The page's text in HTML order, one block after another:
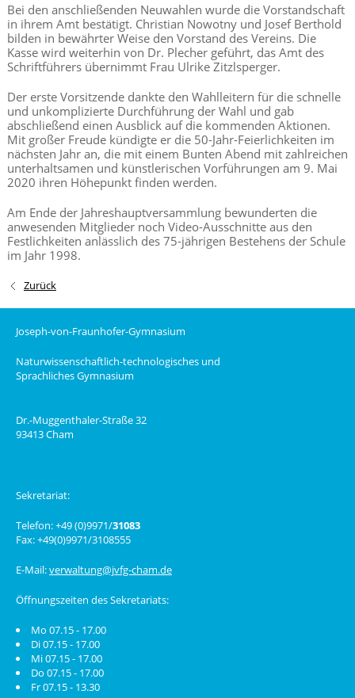
Bei den anschließenden Neuwahlen wurde die Vorstandschaft
in ihrem Amt bestätigt. Christian Nowotny und Josef Berthold
bilden in bewährter Weise den Vorstand des Vereins. Die
Kasse wird weiterhin von Dr. Plecher geführt, das Amt des
Schriftführers übernimmt Frau Ulrike Zitzlsperger.
Der erste Vorsitzende dankte den Wahlleitern für die schnelle
und unkomplizierte Durchführung der Wahl und gab
abschließend einen Ausblick auf die kommenden Aktionen.
Mit großer Freude kündigte er die 50-Jahr-Feierlichkeiten im
nächsten Jahr an, die mit einem Bunten Abend mit zahlreichen
unterhaltsamen und künstlerischen Vorführungen am 9. Mai
2020 ihren Höhepunkt finden werden.
Am Ende der Jahreshauptversammlung bewunderten die
anwesenden Mitglieder noch Video-Ausschnitte aus den
Festlichkeiten anlässlich des 75-jährigen Bestehens der Schule
im Jahr 1998.
Zurück
Joseph-von-Fraunhofer-Gymnasium
Naturwissenschaftlich-technologisches und
Sprachliches Gymnasium
Dr.-Muggenthaler-Straße 32
93413 Cham
Sekretariat:
Telefon: +49 (0)9971/31083
Fax: +49(0)9971/3108555
E-Mail:verwaltung@jvfg-cham.de
Öffnungszeiten des Sekretariats:
Mo 07.15 - 17.00
Di 07.15 - 17.00
Mi 07.15 - 17.00
Do 07.15 - 17.00
Fr 07.15 - 13.30